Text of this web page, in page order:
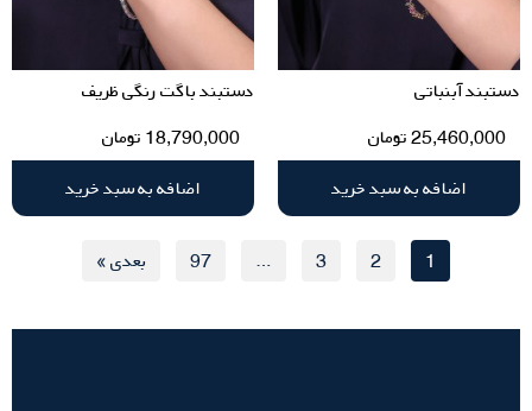
دستبند آبنباتی
25,460,000تومان
اضافه به سبد خرید
دستبند باگت رنگی ظریف
18,790,000 تومان
اضافه به سبد خرید
1
2
3
…
97 بعدی »